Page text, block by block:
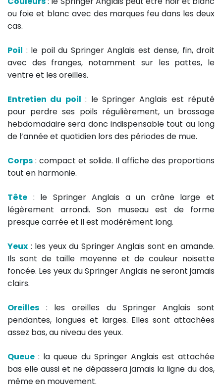
ou foie et blanc avec des marques feu dans les deux
cas.
Poil : le poil du Springer Anglais est dense, fin, droit
avec des franges, notamment sur les pattes, le
ventre et les oreilles.
Entretien du poil : le Springer Anglais est réputé
pour perdre ses poils régulièrement, un brossage
hebdomadaire sera donc indispensable tout au long
de l’année et quotidien lors des périodes de mue.
Corps : compact et solide. Il affiche des proportions
tout en harmonie.
Tête : le Springer Anglais a un crâne large et
légèrement arrondi. Son museau est de forme
presque carrée et il est modérément long.
Yeux : les yeux du Springer Anglais sont en amande.
Ils sont de taille moyenne et de couleur noisette
foncée. Les yeux du Springer Anglais ne seront jamais
clairs.
Oreilles : les oreilles du Springer Anglais sont
pendantes, longues et larges. Elles sont attachées
assez bas, au niveau des yeux.
Queue : la queue du Springer Anglais est attachée
bas elle aussi et ne dépassera jamais la ligne du dos,
même en mouvement.